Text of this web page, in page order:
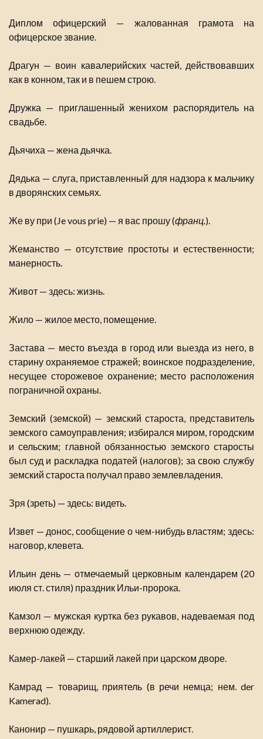
Диплом офицерский — жалованная грамота на
офицерское звание.
Драгун — воин кавалерийских частей, действовавших
как в конном, так и в пешем строю.
Дружка — приглашенный женихом распорядитель на
свадьбе.
Дьячиха — жена дьячка.
Дядька — слуга, приставленный для надзора к мальчику
в дворянских семьях.
Же ву при (Je vous prie) — я вас прошу (франц.).
Жеманство — отсутствие простоты и естественности;
манерность.
Живот — здесь: жизнь.
Жило — жилое место, помещение.
Застава — место въезда в город или выезда из него, в
старину охраняемое стражей; воинское подразделение,
несущее сторожевое охранение; место расположения
пограничной охраны.
Земский (земской) — земский староста, представитель
земского самоуправления; избирался миром, городским
и сельским; главной обязанностью земского старосты
был суд и раскладка податей (налогов); за свою службу
земский староста получал право землевладения.
Зря (зреть) — здесь: видеть.
Извет — донос, сообщение о чем-нибудь властям; здесь:
наговор, клевета.
Ильин день — отмечаемый церковным календарем (20
июля ст. стиля) праздник Ильи-пророка.
Камзол — мужская куртка без рукавов, надеваемая под
верхнюю одежду.
Камер-лакей — старший лакей при царском дворе.
Камрад — товарищ, приятель (в речи немца; нем. der
Kamerad).
Канонир — пушкарь, рядовой артиллерист.